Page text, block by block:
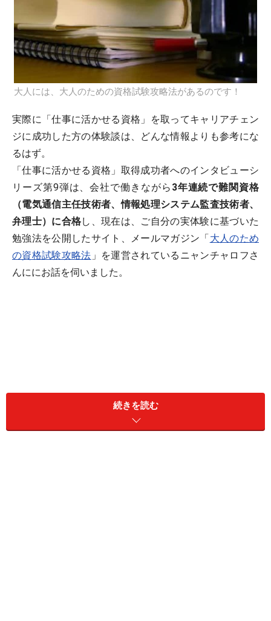
大人には、大人のための資格試験攻略法があるのです！
実際に「仕事に活かせる資格」を取ってキャリアチェン
ジに成功した方の体験談は、どんな情報よりも参考にな
るはず。
「仕事に活かせる資格」取得成功者へのインタビューシ
リーズ第9弾は、会社で働きながら 3年連続で難関資格
（電気通信主任技術者、情報処理システム監査技術者、
弁理士）に合格し、現在は、ご自分の実体験に基づいた
勉強法を公開したサイト、メールマガジン「大人のため
の資格試験攻略法 」を運営されているニャンチャロフさ
んににお話を伺いました。
続きを読む